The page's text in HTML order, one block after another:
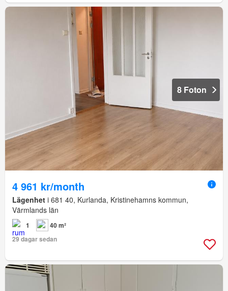
8 Foton
4 961 kr/month
Lägenhet i 681 40, Kurlanda, Kristinehamns kommun,
Värmlands län
1
40 m²
29 dagar sedan